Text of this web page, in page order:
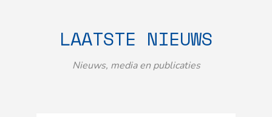
LAATSTE NIEUWS
Nieuws, media en publicaties